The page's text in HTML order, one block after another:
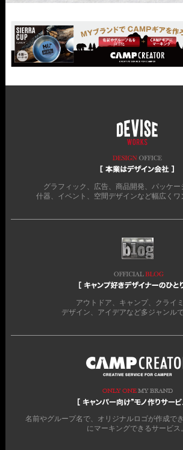
グラフィック、広告、商品開発、パッケー
什器、イベント、空間デザインなど幅広くワ
アウトドア、キャンプ、クライ
デザイン、アイデアなど多ジャンルで
名前やグループ名で、オリジナルロゴが作成で
にマーキングできるサービス